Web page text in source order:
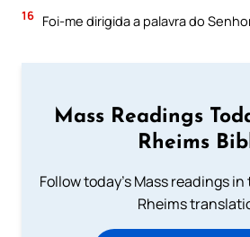
16 Foi-me dirigida a palavra do
Mass Readings
Rheims
Follow today's Mass readings
Rheims